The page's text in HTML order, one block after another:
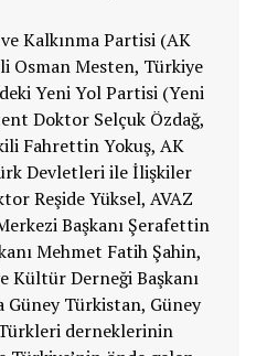
Kalkınma Partisi (AK
Osman Mesten, Türkiye
Yeni Yol Partisi (Yeni
Doktor Selçuk Özdağ,
Fahrettin Yokuş, AK
Devletleri ile İlişkiler
Reşide Yüksel, AVAZ
Başkanı Şerafettin
Mehmet Fatih Şahin,
Kültür Derneği Başkanı
Güney Türkistan, Güney
derneklerinin